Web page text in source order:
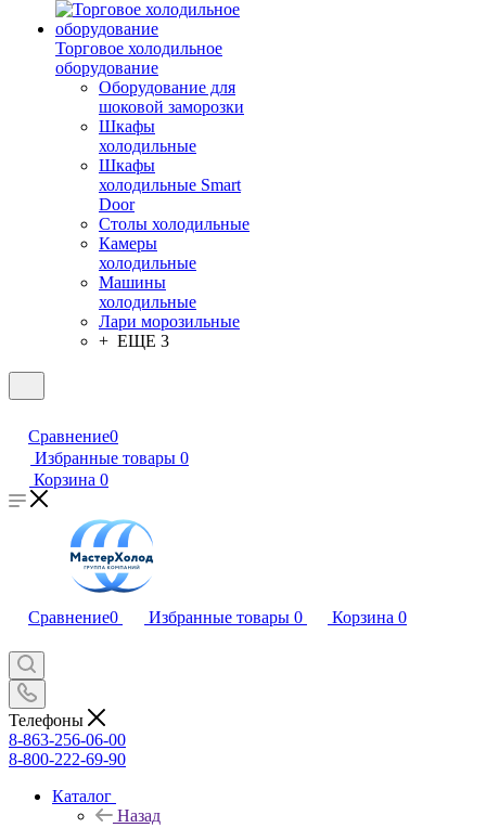
Торговое холодильное
оборудование
Оборудование для
шоковой заморозки
Шкафы
холодильные
Шкафы
холодильные Smart
Door
Столы холодильные
Камеры
холодильные
Машины
холодильные
Лари морозильные
+ ЕЩЕ 3
Сравнение0
Избранные товары 0
Корзина 0
Сравнение0 Избранные товары 0 Корзина 0
Телефоны
8-863-256-06-00
8-800-222-69-90
Каталог
Назад